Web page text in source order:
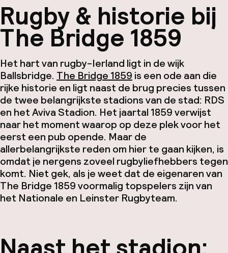
Rugby & historie bij
The Bridge 1859
Het hart van rugby-Ierland ligt in de wijk
Ballsbridge. The Bridge 1859 is een ode aan die
rijke historie en ligt naast de brug precies tussen
de twee belangrijkste stadions van de stad: RDS
en het Aviva Stadion. Het jaartal 1859 verwijst
naar het moment waarop op deze plek voor het
eerst een pub opende. Maar de
allerbelangrijkste reden om hier te gaan kijken, is
omdat je nergens zoveel rugbyliefhebbers tegen
komt. Niet gek, als je weet dat de eigenaren van
The Bridge 1859 voormalig topspelers zijn van
het Nationale en Leinster Rugbyteam.